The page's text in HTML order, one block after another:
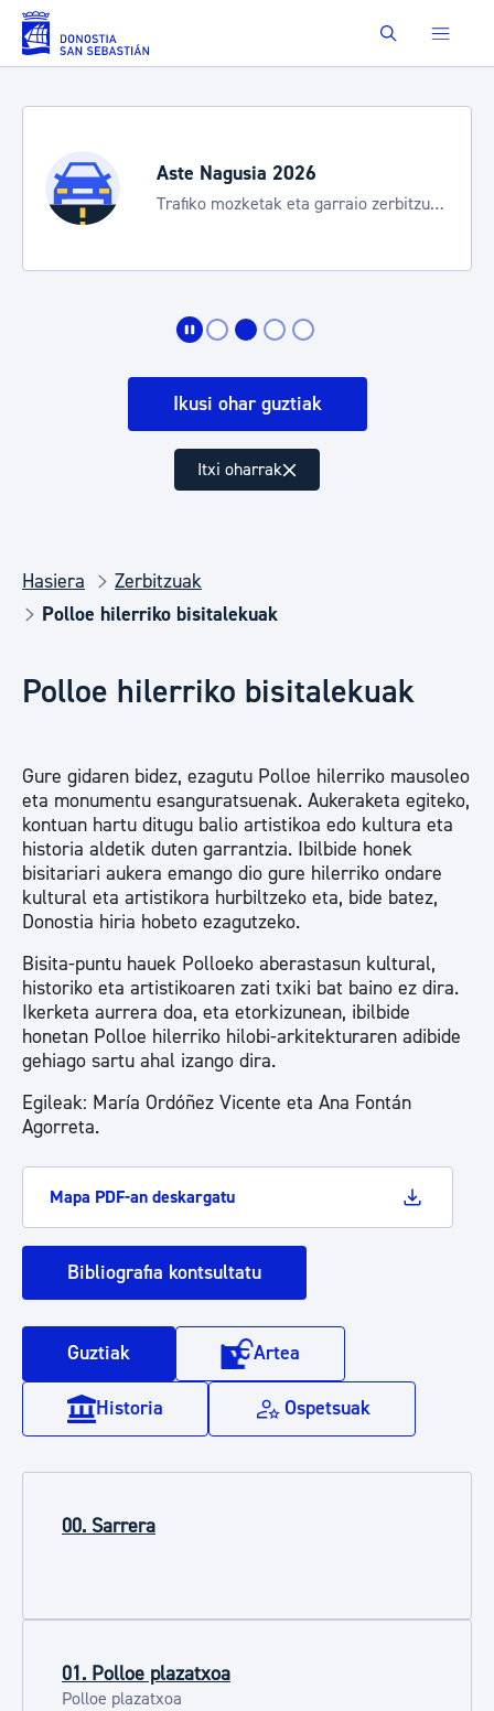
Eduki nagusira joan Buscar
Aste Nagusia 2026
Trafiko mozketak eta garraio zerbitzu
Ikusi ohar guztiak
Itxi oharrak
Hasiera
Zerbitzuak
Polloe hilerriko bisitalekuak
Polloe hilerriko bisitalekuak
Gure gidaren bidez, ezagutu Polloe hilerriko mausoleo
eta monumentu esanguratsuenak. Aukeraketa egiteko,
kontuan hartu ditugu balio artistikoa edo kultura eta
historia aldetik duten garrantzia. Ibilbide honek
bisitariari aukera emango dio gure hilerriko ondare
kultural eta artistikora hurbiltzeko eta, bide batez,
Donostia hiria hobeto ezagutzeko.
Bisita-puntu hauek Polloeko aberastasun kultural,
historiko eta artistikoaren zati txiki bat baino ez dira.
Ikerketa aurrera doa, eta etorkizunean, ibilbide
honetan Polloe hilerriko hilobi-arkitekturaren adibide
gehiago sartu ahal izango dira.
Egileak: María Ordóñez Vicente eta Ana Fontán
Agorreta.
Mapa PDF-an deskargatu
Bibliografia kontsultatu
Guztiak Artea
Historia Ospetsuak
00. Sarrera
01. Polloe plazatxoa
Polloe plazatxoa